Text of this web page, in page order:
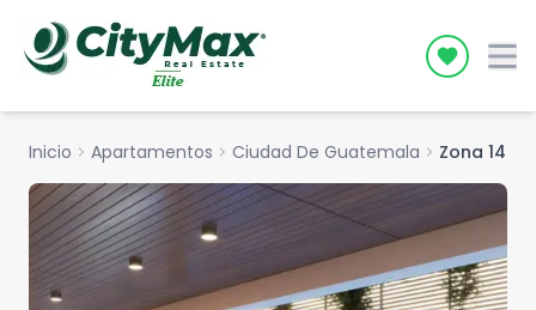
Icon
Inicio chevron_right Apartamentos chevron_right Ciudad De Guatemala chevron_right Zona 14